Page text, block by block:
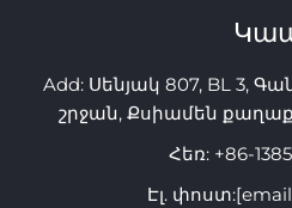
Add: Սենյակ 807, BL 3,
շրջան, Քսիամեն
Հեռ: +86-
Էլ. փոստ: